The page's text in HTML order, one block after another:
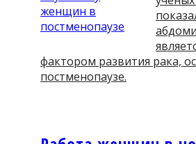
фактором развития рака,
постменопаузе.